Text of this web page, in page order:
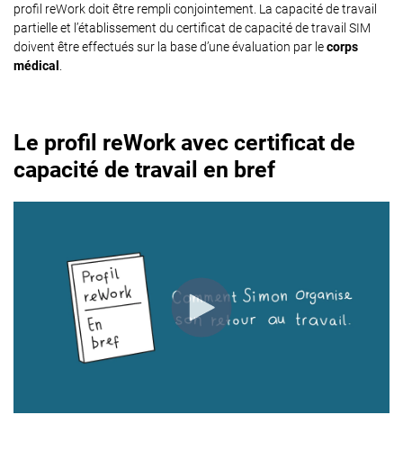
profil reWork doit être rempli conjointement. La capacité de travail
partielle et l’établissement du certificat de capacité de travail SIM
doivent être effectués sur la base d’une évaluation par lecorps
médical
Le profil reWork avec certificat de
capacité de travail en bref